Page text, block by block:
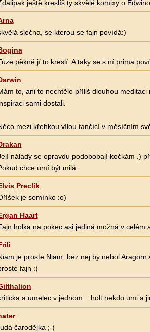
ještě kreslíš ty skvělé komixy o
slečna, se kterou se fajn povídá:)
pěkně jí to kreslí. A taky se s ní prima
to, ani to nechtělo příliš dlouhou
sami dostali.
mezi křehkou vílou tančící v měsíčním
nálady se opravdu podobobají kočkám .)
chce umí být milá.
Preclík
je semínko :o)
Haart
holka na pokec asi jediná možná v celém
je proste Niam, bez nej by nebol
fajn :)
a umelec v jednom....holt nekdo umi a
čarodějka ;-)